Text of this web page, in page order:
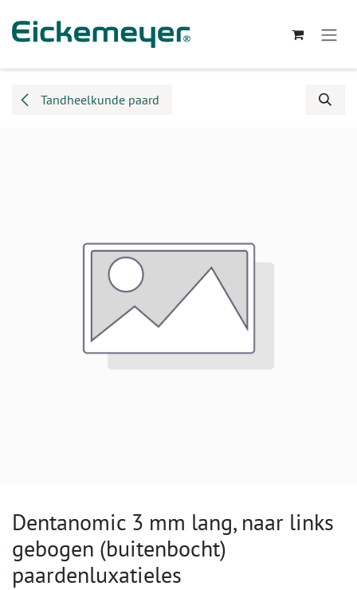
Tandheelkunde paard
Dentanomic 3 mm lang, naar links
gebogen (buitenbocht)
paardenluxatieles